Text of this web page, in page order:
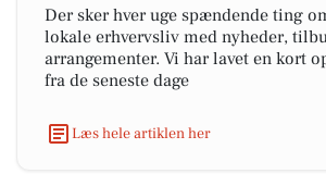
Der sker hver uge spændende ting
lokale erhvervsliv med nyheder,
arrangementer. Vi har lavet en kort
fra de seneste dage
Læs hele artiklen her